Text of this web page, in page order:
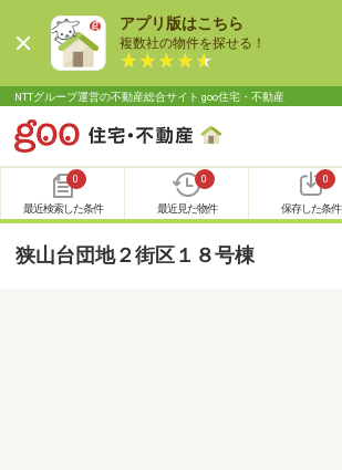
アプリ版はこちら
複数社の物件を探せる！
NTTグループ運営の不動産総合サイト goo住宅・不動産
0
最近検索した条件
0
最近見た物件
0
保存した条件
狭山台団地２街区１８号棟